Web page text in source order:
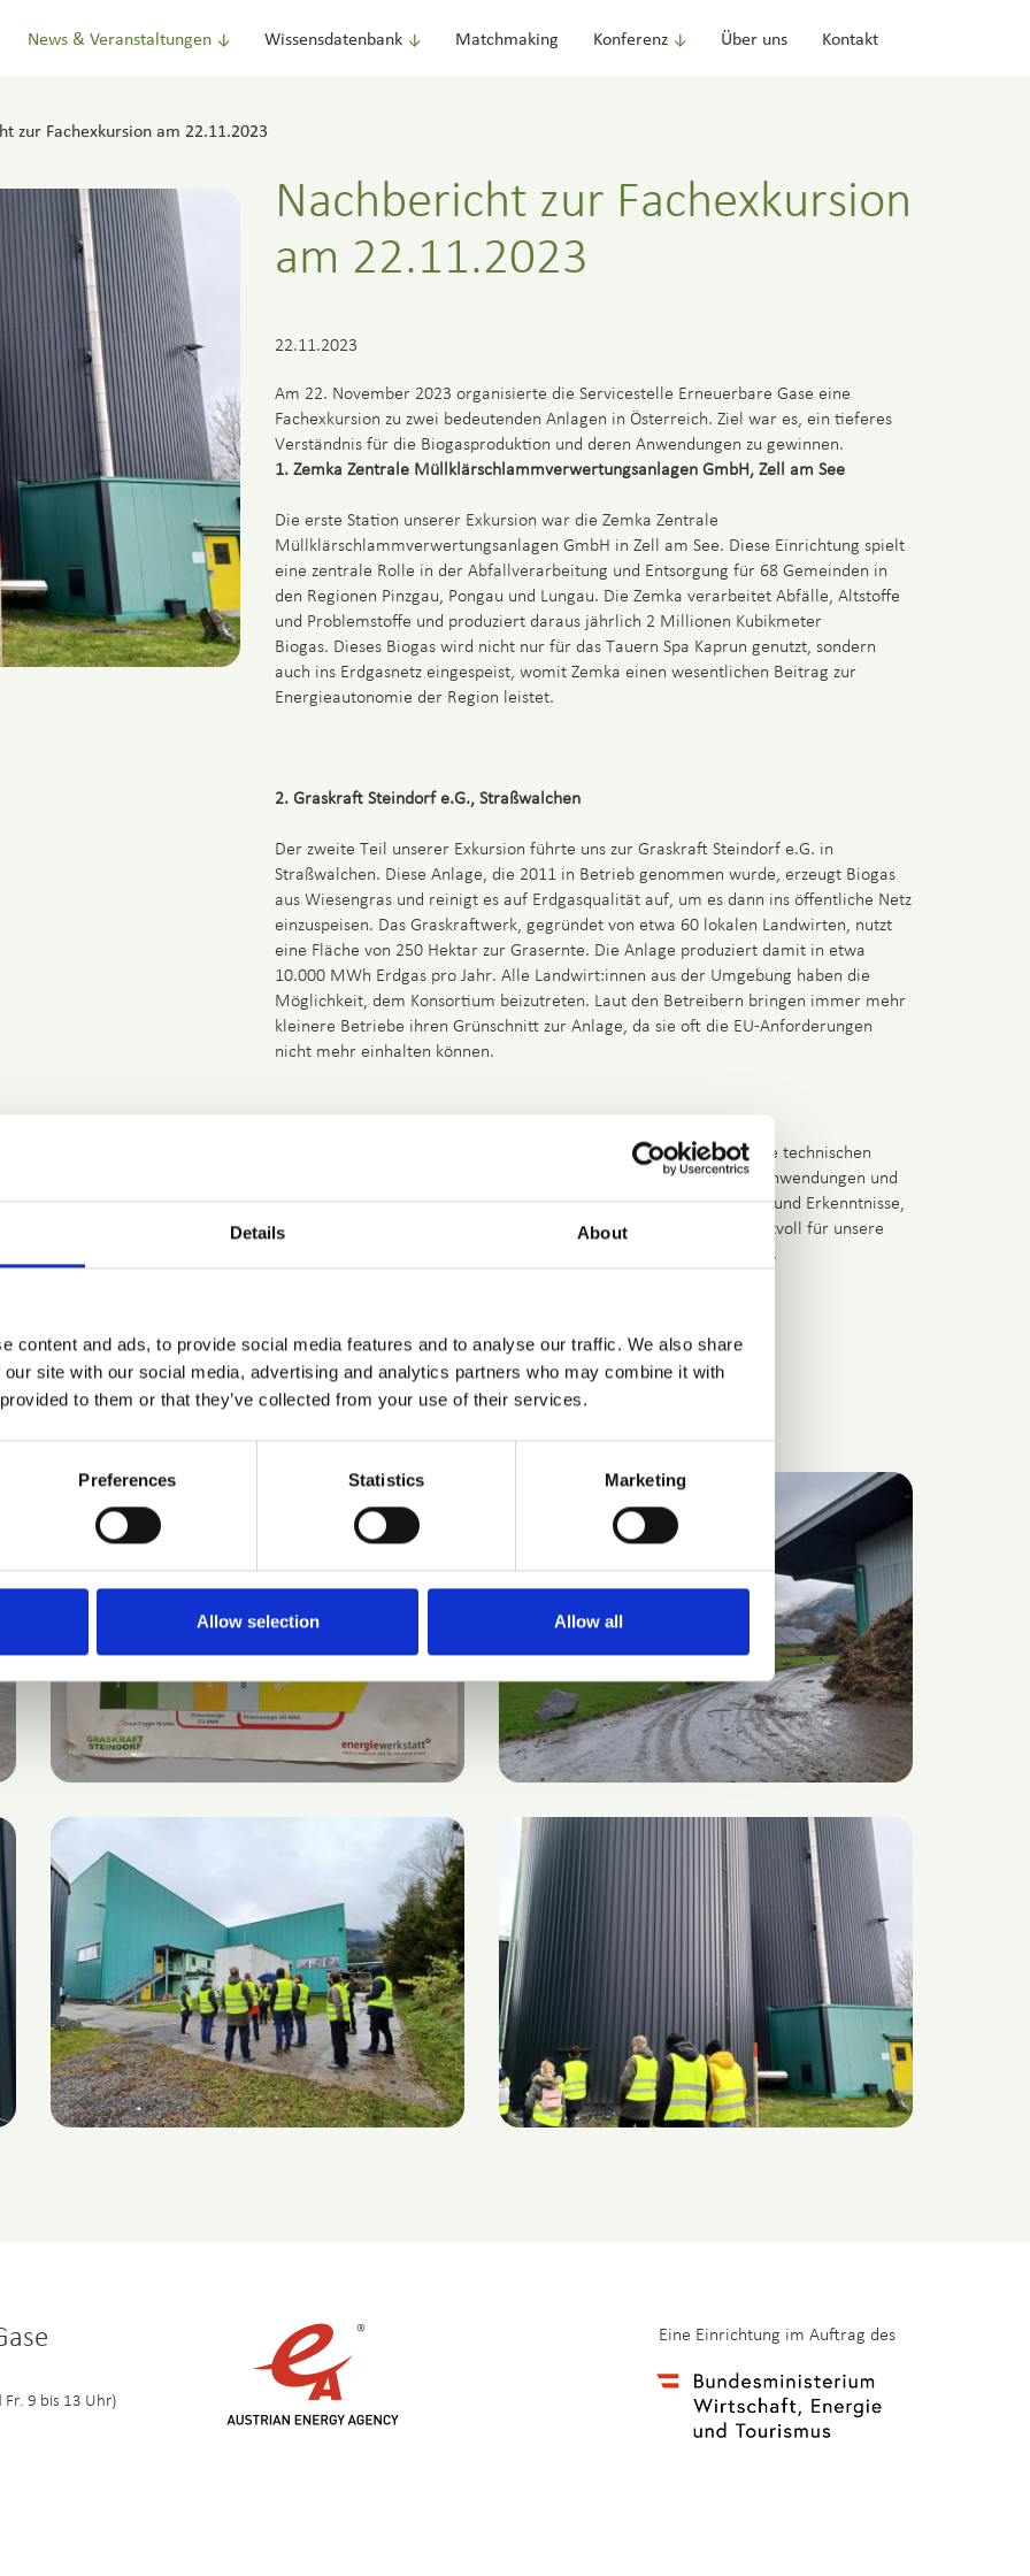
Details About
content and ads, to provide social media features and to analyse our traffic. We also share
site with our social media, advertising and analytics partners who may combine it with
to them or that they’ve collected from your use of their services.
Preferences Statistics Marketing
Allow selection Allow all
News & Veranstaltungen Wissensdatenbank Matchmaking Konferenz Über uns Kontakt
zur Fachexkursion am 22.11.2023
Nachbericht zur Fachexkursion
am 22.11.2023
22.11.2023
Am 22. November 2023 organisierte die Servicestelle Erneuerbare Gase eine
Fachexkursion zu zwei bedeutenden Anlagen in Österreich. Ziel war es, ein tieferes
Verständnis für die Biogasproduktion und deren Anwendungen zu gewinnen.
1. Zemka Zentrale Müllklärschlammverwertungsanlagen GmbH, Zell am See
Die erste Station unserer Exkursion war die Zemka Zentrale
Müllklärschlammverwertungsanlagen GmbH in Zell am See. Diese Einrichtung spielt
eine zentrale Rolle in der Abfallverarbeitung und Entsorgung für 68 Gemeinden in
den Regionen Pinzgau, Pongau und Lungau. Die Zemka verarbeitet Abfälle, Altstoffe
und Problemstoffe und produziert daraus jährlich 2 Millionen Kubikmeter
Biogas. Dieses Biogas wird nicht nur für das Tauern Spa Kaprun genutzt, sondern
auch ins Erdgasnetz eingespeist, womit Zemka einen wesentlichen Beitrag zur
Energieautonomie der Region leistet.
2. Graskraft Steindorf e.G., Straßwalchen
Der zweite Teil unserer Exkursion führte uns zur Graskraft Steindorf e.G. in
Straßwalchen. Diese Anlage, die 2011 in Betrieb genommen wurde, erzeugt Biogas
aus Wiesengras und reinigt es auf Erdgasqualität auf, um es dann ins öffentliche Netz
einzuspeisen. ​Das Graskraftwerk, gegründet von etwa 60 lokalen Landwirten, nutzt
eine Fläche von 250 Hektar zur Grasernte. Die Anlage produziert damit in etwa
10.000 MWh Erdgas pro Jahr. Alle Landwirt:innen aus der Umgebung haben die
Möglichkeit, dem Konsortium beizutreten. Laut den Betreibern bringen immer mehr
kleinere Betriebe ihren Grünschnitt zur Anlage, da sie oft die EU-Anforderungen
nicht mehr einhalten können.
Diese Exkursion bot den Teilnehmer:innen nicht nur Einblicke in die technischen
Aspekte der Biogasproduktion, sondern auch in deren praktische Anwendungen und
den Beitrag zur nachhaltigen Energieversorgung. Die Erfahrungen und Erkenntnisse,
die während dieser Exkursion gewonnen wurden, sind äußerst wertvoll für unsere
zukünftigen Projekte und Initiativen im Bereich erneuerbarer Gase.
9 bis 13 Uhr)
Eine Einrichtung im Auftrag des